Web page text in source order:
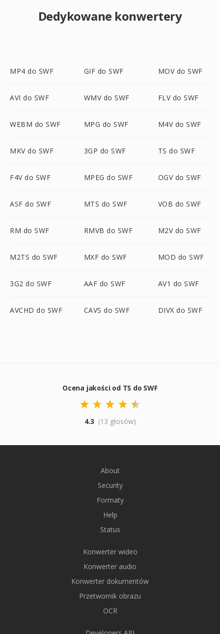
Dedykowane konwertery
MP4 do SWF GIF do SWF MOV do SWF
AVI do SWF WMV do SWF FLV do SWF
WEBM do SWF MPG do SWF M4V do SWF
MKV do SWF 3GP do SWF TS do SWF
F4V do SWF MPEG do SWF OGV do SWF
ASF do SWF MTS do SWF VOB do SWF
RM do SWF RMVB do SWF M2V do SWF
M2TS do SWF MXF do SWF MOD do SWF
3G2 do SWF AAF do SWF AV1 do SWF
AVCHD do SWF CAVS do SWF DIVX do SWF
Ocena jakości od TS do SWF
4.3 (13 głosów)
About
Security
Formaty
Help
Status
Konwerter wideo
Konwerter audio
Konwerter dokumentów
Przetwornik obrazu
OCR